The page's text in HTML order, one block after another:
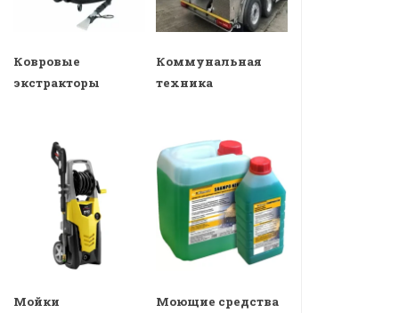
Ковровые
экстракторы
Коммунальная
техника
Мойки
Моющие средства